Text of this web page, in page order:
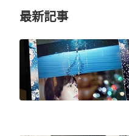
最新記事